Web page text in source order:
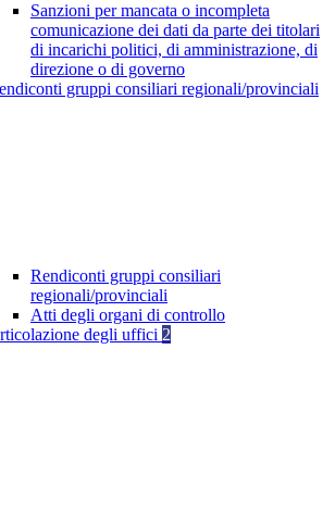
Sanzioni per mancata o incompleta
comunicazione dei dati da parte dei titolari
di incarichi politici, di amministrazione, di
direzione o di governo
gruppi consiliari regionali/provinciali
Rendiconti gruppi consiliari
regionali/provinciali
Atti degli organi di controllo
degli uffici 2